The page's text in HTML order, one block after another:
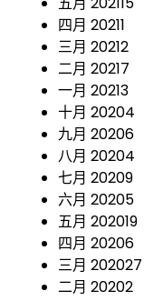
四月 20211
三月 20212
二月 20217
一月 20213
十月 20204
九月 20206
八月 20204
七月 20209
六月 20205
五月 202019
四月 20206
三月 202027
二月 20202